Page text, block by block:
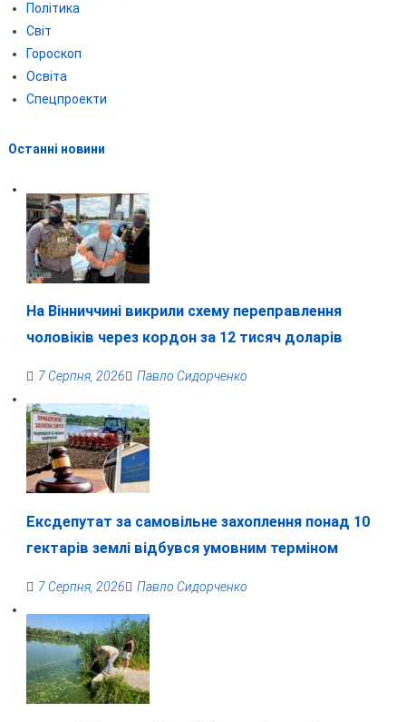
Політика
Світ
Гороскоп
Освіта
Спецпроекти
Останні новини
На Вінниччині викрили схему переправлення
чоловіків через кордон за 12 тисяч доларів
7 Серпня, 2026 Павло Сидорченко
Ексдепутат за самовільне захоплення понад 10
гектарів землі відбувся умовним терміном
7 Серпня, 2026 Павло Сидорченко